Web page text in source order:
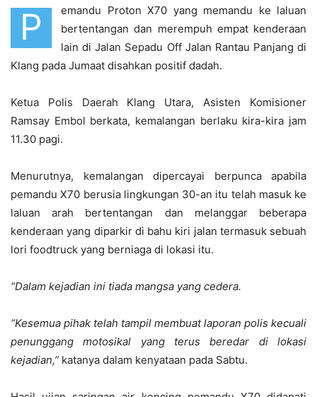
P
emandu Proton X70 yang memandu ke laluan
bertentangan dan merempuh empat kenderaan
lain di Jalan Sepadu Off Jalan Rantau Panjang di
Klang pada Jumaat disahkan positif dadah.
Ketua Polis Daerah Klang Utara, Asisten Komisioner
Ramsay Embol berkata, kemalangan berlaku kira-kira jam
11.30 pagi.
Menurutnya, kemalangan dipercayai berpunca apabila
pemandu X70 berusia lingkungan 30-an itu telah masuk ke
laluan arah bertentangan dan melanggar beberapa
kenderaan yang diparkir di bahu kiri jalan termasuk sebuah
lori foodtruck yang berniaga di lokasi itu.
“Dalam kejadian ini tiada mangsa yang cedera.
“Kesemua pihak telah tampil membuat laporan polis kecuali
penunggang motosikal yang terus beredar di lokasi
kejadian,” katanya dalam kenyataan pada Sabtu.